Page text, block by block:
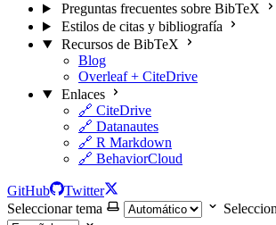
Preguntas frecuentes sobre BibTeX
Estilos de citas y bibliografía
Recursos de BibTeX
Blog
Overleaf + CiteDrive
Enlaces
🔗 CiteDrive
🔗 Datanautes
🔗 R Markdown
🔗 BehaviorCloud
GitHub
Twitter
Seleccionar tema